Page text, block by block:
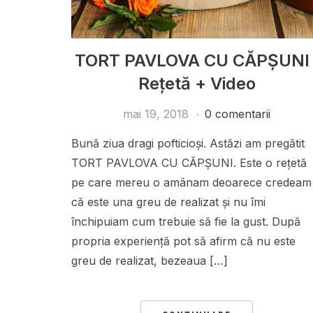
TORT PAVLOVA CU CĂPȘUNI
Rețetă + Video
mai 19, 2018 0 comentarii
Bună ziua dragi pofticioși. Astăzi am pregătit
TORT PAVLOVA CU CĂPȘUNI. Este o rețetă
pe care mereu o amânam deoarece credeam
că este una greu de realizat și nu îmi
închipuiam cum trebuie să fie la gust. După
propria experiență pot să afirm că nu este
greu de realizat, bezeaua […]